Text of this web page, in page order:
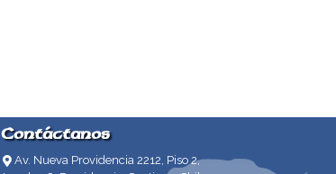
Contáctanos
Av. Nueva Providencia 2212, Piso 2,